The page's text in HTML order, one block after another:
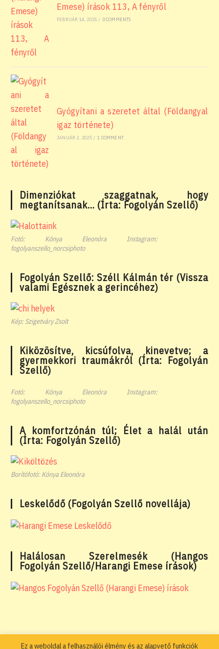
Emese) írások 113, A fényről
FEBRUÁR 14, 2025 / 0 COMMENTS
Gyógyítani a szeretet által (Földangyal
igaz története)
JANUÁR 2, 2025 / 1 COMMENT
Dimenziókat szaggatnak, hogy
megtanítsanak… (Írta: Fogolyán Szellő)
Fotó: Kónya Eleonóra Instagram:
fogolyanszello_norcsiphoto
Fogolyán Szellő: Széll Kálmán tér (Vissza
valami Egésznek a gerincéhez)
Kép: Szigetváry Zsolt
Kiközösítve, kicsúfolva, kinevetve; a
gyermekkori traumákról (Írta: Fogolyán
Szellő)
Fotó: Kónya Eleonóra Instagram:
fogolyanszello_norcsiphoto
A komfortzónán túl; Élet a halál után
(Írta: Fogolyán Szellő)
Borítófotó: Kónya Eleonóra
Leskelődő (Fogolyán Szellő novellája)
Halálosan Szerelmesék (Hangos
Fogolyán Szellő/Harangi Emese írások)
Ez a weboldal a felhasználói élmény és az alapvető funkciók